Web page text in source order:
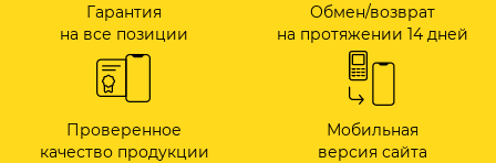
Гарантия
на все позиции
Обмен/возврат
на протяжении 14 дней
Проверенное
качество продукции
Мобильная
версия сайта